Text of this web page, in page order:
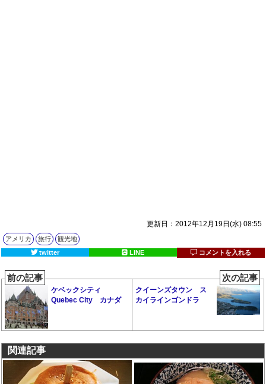
更新日：2012年12月19日(水) 08:55
アメリカ 旅行
観光地
twitter
LINE コメントを入れる
前の記事
ケベックシティ
Quebec City カナダ
次の記事
クイーンズタウン ス
カイラインゴンドラ
関連記事